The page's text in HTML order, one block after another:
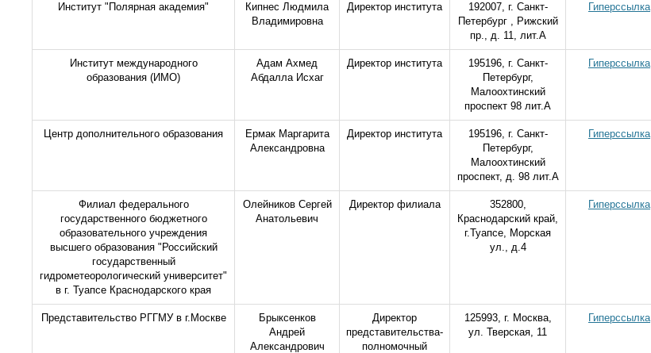
Институт "Полярная академия"
Кипнес Людмила
Владимировна
Директор института
192007, г. Санкт-
Петербург , Рижский
пр., д. 11, лит.А
Гиперссылка
Институт международного
образования (ИМО)
Адам Ахмед
Абдалла Исхаг
Директор института
195196, г. Санкт-
Петербург,
Малоохтинский
проспект 98 лит.А
Гиперссылка
Центр дополнительного образования
Ермак Маргарита
Александровна
Директор института
195196, г. Санкт-
Петербург,
Малоохтинский
проспект, д. 98 лит.А
Гиперссылка
Филиал федерального
государственного бюджетного
образовательного учреждения
высшего образования "Российский
государственный
гидрометеорологический университет"
в г. Туапсе Краснодарского края
Олейников Сергей
Анатольевич
Директор филиала
352800,
Краснодарский край,
г.Туапсе, Морская
ул., д.4
Гиперссылка
Представительство РГГМУ в г.Москве
Брыксенков
Андрей
Александрович
Директор
представительства-
полномочный
125993, г. Москва,
ул. Тверская, 11
Гиперссылка